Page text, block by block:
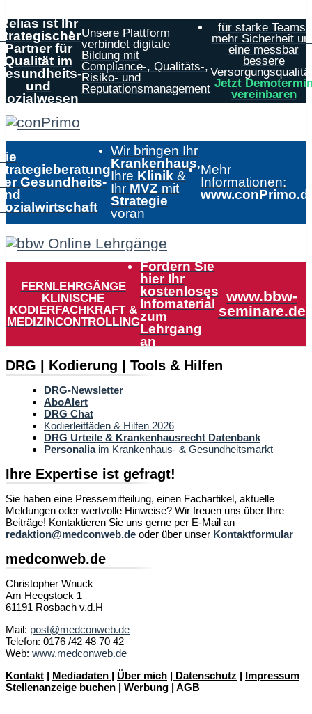
ist Ihr
Partner für
Qualität im
und
Unsere Plattform
verbindet digitale
Bildung mit
Compliance-, Qualitäts-,
Risiko- und
Reputationsmanagement
für starke Teams,
mehr Sicherheit
eine messbar
bessere
Jetzt
vereinbaren
Gesundheits-
Wir bringen Ihr
Krankenhaus,
Ihre Klinik &
Ihr MVZ mit
Strategie
voran
Mehr
Informationen:
FERNLEHRGÄNGE
KLINISCHE
KODIERFACHKRAFT &
MEDIZINCONTROLLING
Fordern Sie
hier Ihr
kostenloses
Infomaterial
zum
Lehrgang
an
www.bbw-
seminare.de
DRG | Kodierung | Tools & Hilfen
DRG-Newsletter
AboAlert
DRG Chat
Kodierleitfäden & Hilfen 2026
DRG Urteile & Krankenhausrecht Datenbank
Personaliaim Krankenhaus- & Gesundheitsmarkt
Ihre Expertise ist gefragt!
Sie haben eine Pressemitteilung, einen Fachartikel, aktuelle
Meldungen oder wertvolle Hinweise? Wir freuen uns über Ihre
Beiträge! Kontaktieren Sie uns gerne per E-Mail an
redaktion@medconweb.de oder über unser Kontaktformular
medconweb.de
Christopher Wnuck
Am Heegstock 1
61191 Rosbach v.d.H
Mail: post@medconweb.de
Telefon: 0176 /42 48 70 42
Web: www.medconweb.de
Kontakt | Mediadaten | Über mich | Datenschutz | Impressum
Stellenanzeige buchen | Werbung | AGB